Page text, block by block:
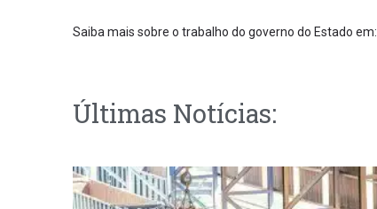
Saiba mais sobre o trabalho do governo do Estado em:
Últimas Notícias: